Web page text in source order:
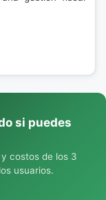
si puedes
costos de los 3
usuarios.